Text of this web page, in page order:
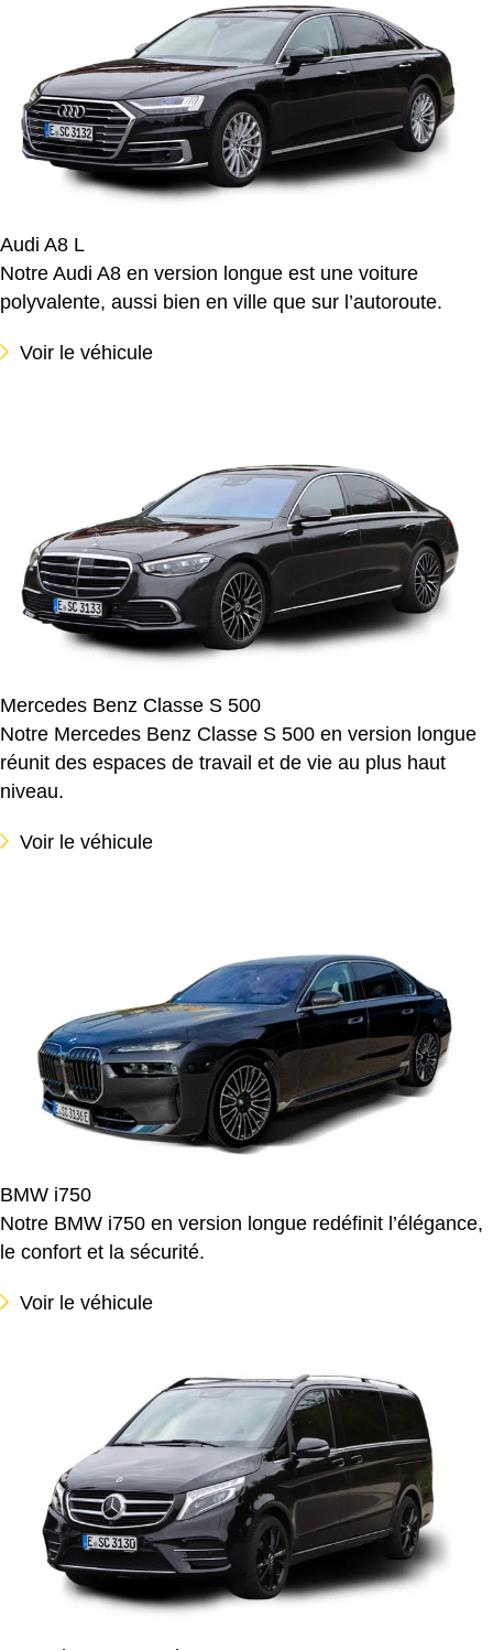
Audi A8 L
Notre Audi A8 en version longue est une voiture
polyvalente, aussi bien en ville que sur l’autoroute.
Voir le véhicule
Mercedes Benz Classe S 500
Notre Mercedes Benz Classe S 500 en version longue
réunit des espaces de travail et de vie au plus haut
niveau.
Voir le véhicule
BMW i750
Notre BMW i750 en version longue redéfinit l’élégance,
le confort et la sécurité.
Voir le véhicule